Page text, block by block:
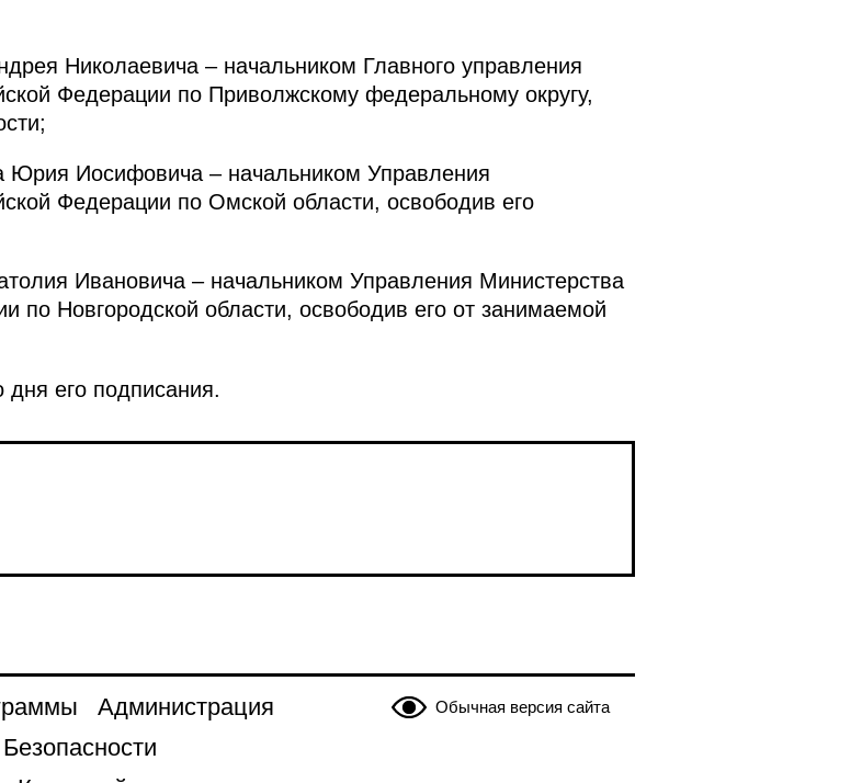
Николаевича – начальником Главного управления
Федерации по Приволжскому федеральному округу,
Юрия Иосифовича – начальником Управления
Федерации по Омской области, освободив его
Ивановича – начальником Управления Министерства
по Новгородской области, освободив его от занимаемой
дня его подписания.
Обычная версия сайта
Администрация